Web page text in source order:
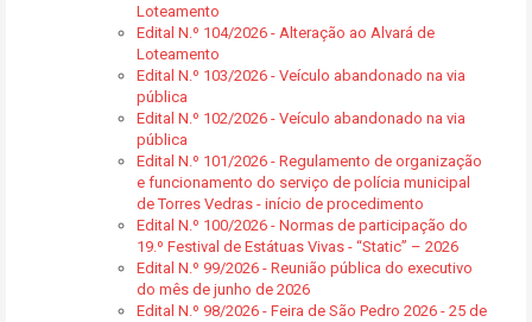
Loteamento
Edital N.º 104/2026 - Alteração ao Alvará de
Loteamento
Edital N.º 103/2026 - Veículo abandonado na via
pública
Edital N.º 102/2026 - Veículo abandonado na via
pública
Edital N.º 101/2026 - Regulamento de organização
e funcionamento do serviço de polícia municipal
de Torres Vedras - início de procedimento
Edital N.º 100/2026 - Normas de participação do
19.º Festival de Estátuas Vivas - “Static” – 2026
Edital N.º 99/2026 - Reunião pública do executivo
do mês de junho de 2026
Edital N.º 98/2026 - Feira de São Pedro 2026 - 25 de